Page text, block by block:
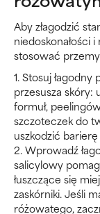
Aby złagodzić
niedoskonałości
stosować
1. Stosuj
przesusza skóry:
formuł,
szczoteczek do
uszkodzić
2. Wprowadź
salicylowy
łuszczące się
zaskórniki. Jeśli
różowatego,